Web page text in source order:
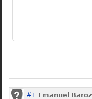
#1 Emanuel Baroz